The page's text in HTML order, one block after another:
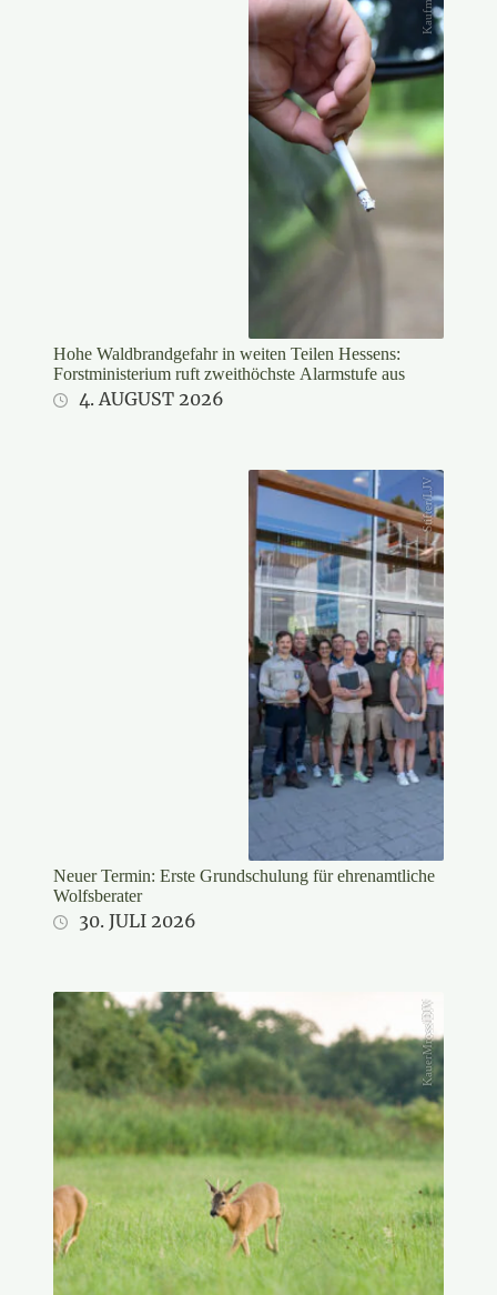
Hohe Waldbrandgefahr in weiten Teilen Hessens:
Forstministerium ruft zweithöchste Alarmstufe aus
4. AUGUST 2026
Stifter/LJV
Neuer Termin: Erste Grundschulung für ehrenamtliche
Wolfsberater
30. JULI 2026
KauerMross/DJV